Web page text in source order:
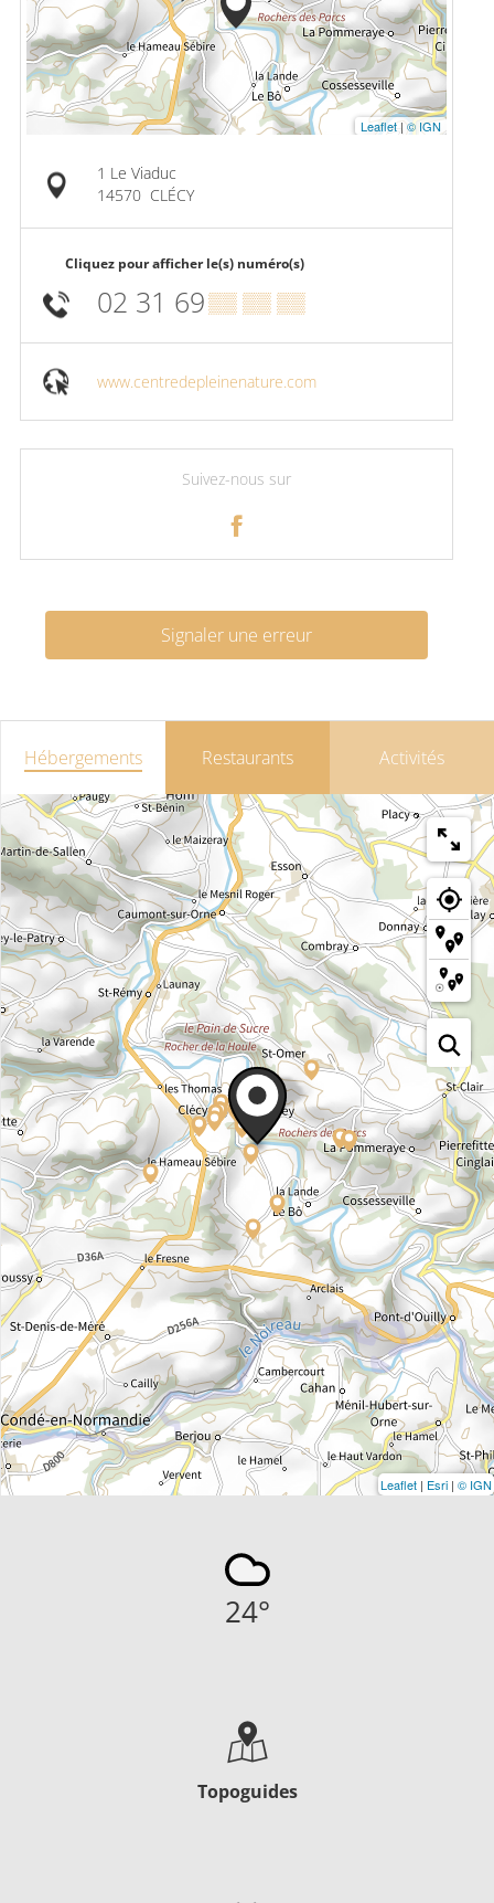
Leaflet|© IGN
1 Le Viaduc
14570 CLÉCY
Cliquez pour afficher le(s) numéro(s)
02 31 69▒▒ ▒▒ ▒▒
www.centredepleinenature.com
Suivez-nous sur
Signaler une erreur
Hébergements Restaurants Activités
Leaflet | Esri | © IGN
24°
Topoguides